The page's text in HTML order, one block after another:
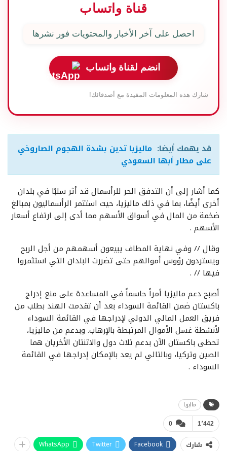
قناة واتساب
احصل على آخر الأخبار والمحتويات فور نشرها
انضم لقناة واتساب
شارك هذه المعلومات المفيدة مع أصدقائك!
قد يهمك أيضا: ماليزيا تدين بشدة الهجوم الصاروخي
على مطار أبها السعودي
كما أشار إلى أن التدفق الحر للرأسمال قد أثر سلبًا في بلدان
أخرى أيضًا، بما في ذلك ماليزيا، حيث استثمر الرأسماليون بمبالغ
ضخمة من المال في أسواق الأسهم مما أدى إلى ارتفاع أسعار
الأسهم .
وقال // وفي نهاية المطاف يبيعون أسهمهم من أجل الربح
ويستردون رؤوس أموالهم حتى تضررت البلدان التي استثمروا
فيها // .
أصبح دعم ماليزيا أمراً حاسماً في المساعدة على منع إدراج
باكستان ضمن القائمة السوداء بعد أن تقدمت الهند بطلب من
فريق العمل المالي الدولي لإدراجها في القائمة السوداء
لأنشطة غسل الأموال المرتبطة بالإرهاب. وبدعم من ماليزيا،
تحظى باكستان الآن بدعم ثلاث دول والاثنتان الأخريان هما
الصين وتركيا، وبالتالي لم يعد بالإمكان إدراجها في القائمة
السوداء .
ماليزيا
0 1٬442
شارك Facebook
Twitter
WhatsApp